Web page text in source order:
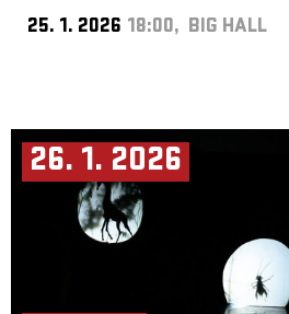
25. 1. 2026 18:00, BIG HALL
26. 1. 2026